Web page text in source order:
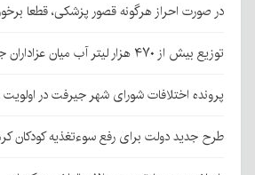
در صورت احراز هرگونه قصور پزشکی، قطعا
توزیع بیش از ۴۷۰ هزار لیتر آب میان عزاداران جامانده اربعین در کرمان
پرونده اختلافات شورای شهر جیرفت در
طرح جدید دولت برای رفع سوءتغذیه کودکان